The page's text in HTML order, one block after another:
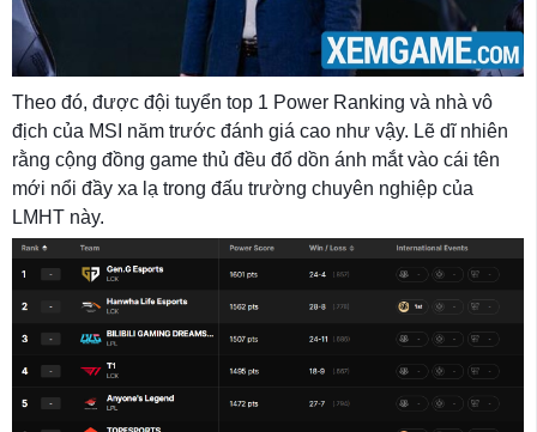
Theo đó, được đội tuyển top 1 Power Ranking và nhà vô
địch của MSI năm trước đánh giá cao như vậy. Lẽ dĩ nhiên
rằng cộng đồng game thủ đều đổ dồn ánh mắt vào cái tên
mới nổi đầy xa lạ trong đấu trường chuyên nghiệp của
LMHT này.